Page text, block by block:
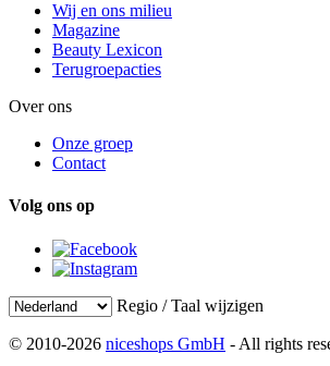
Wij en ons milieu
Magazine
Beauty Lexicon
Terugroepacties
Over ons
Onze groep
Contact
Volg ons op
Regio / Taal wijzigen
© 2010-2026 niceshops GmbH - All rights